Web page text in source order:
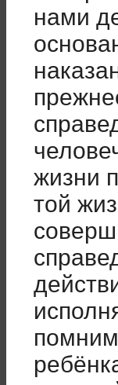
нами
жизни
той